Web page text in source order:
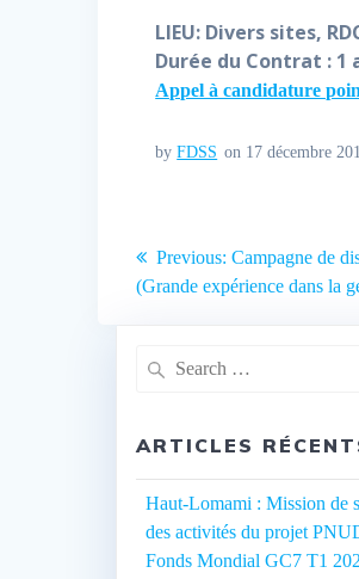
LIEU: Divers sites,
Durée du Contrat : 1
Appel à candidature
byFDSS on 17 décembre
Navigation
de
l’article
Previous: Previous
post:
Campagne de
(Grande expérience dans la
Search
ARTICLES
Haut-Lomami : Mission de
des activités du projet
Fonds Mondial GC7 T1